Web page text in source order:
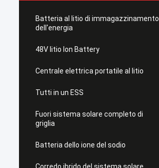
Batteria al litio di immagazzinamento
dell'energia
48V litio Ion Battery
Centrale elettrica portatile al litio
Tutti in un ESS
Fuori sistema solare completo di
griglia
Batteria dello ione del sodio